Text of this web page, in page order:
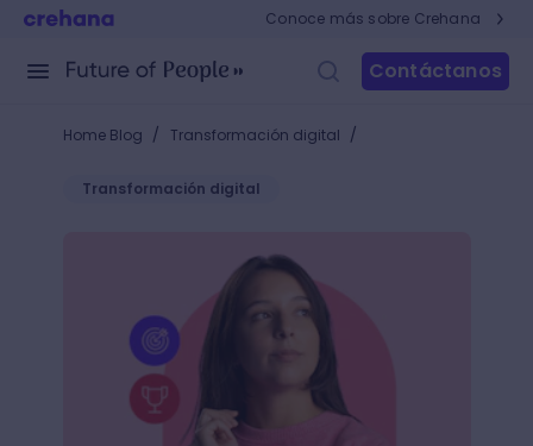
Conoce más sobre Crehana
Contáctanos
Home Blog / Transformación digital /
Transformación digital